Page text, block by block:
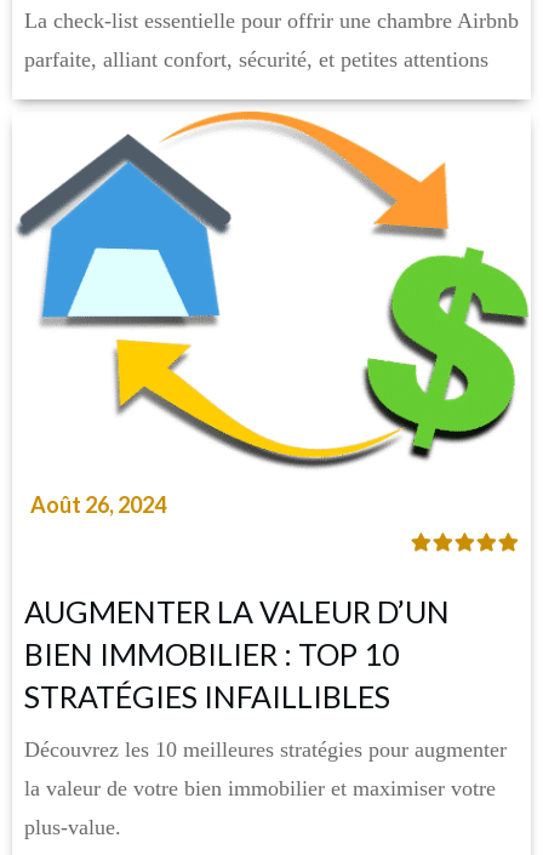
La check-list essentielle pour offrir une chambre Airbnb
parfaite, alliant confort, sécurité, et petites attentions
Août 26, 2024
AUGMENTER LA VALEUR D’UN
BIEN IMMOBILIER : TOP 10
STRATÉGIES INFAILLIBLES
Découvrez les 10 meilleures stratégies pour augmenter
la valeur de votre bien immobilier et maximiser votre
plus-value.